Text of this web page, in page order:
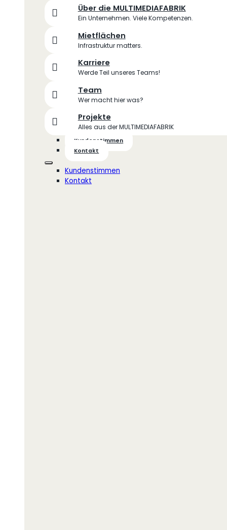
Über die MULTIMEDIAFABRIK
Ein Unternehmen. Viele Kompetenzen.
Mietflächen
Infrastruktur matters.
Karriere
Werde Teil unseres Teams!
Team
Wer macht hier was?
Projekte
Alles aus der MULTIMEDIAFABRIK
Kundenstimmen
Kontakt
Kundenstimmen
Kontakt